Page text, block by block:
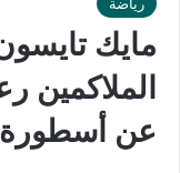
مايك
الملاكمين
عن أسطورة